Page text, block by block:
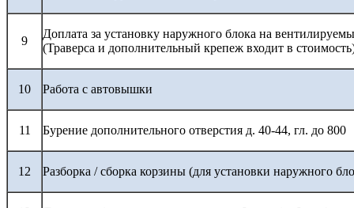
9
Доплата за установку наружного блока на
(Траверса и дополнительный крепеж входит в
10 Работа с автовышки
11 Бурение дополнительного отверстия д. 40-44, гл. до 800
12 Разборка / сборка корзины (для установки наружного